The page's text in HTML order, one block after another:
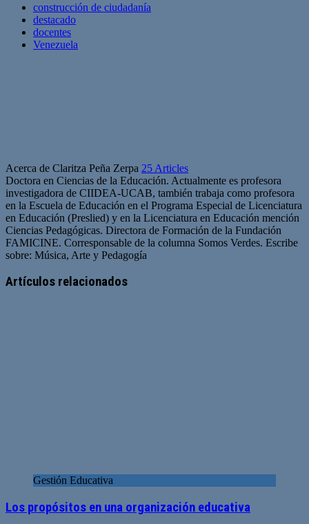
construcción de ciudadanía
destacado
docentes
Venezuela
Acerca de Claritza Peña Zerpa 25 Articles
Doctora en Ciencias de la Educación. Actualmente es profesora
investigadora de CIIDEA-UCAB, también trabaja como profesora
en la Escuela de Educación en el Programa Especial de Licenciatura
en Educación (Preslied) y en la Licenciatura en Educación mención
Ciencias Pedagógicas. Directora de Formación de la Fundación
FAMICINE. Corresponsable de la columna Somos Verdes. Escribe
sobre: Música, Arte y Pedagogía
Artículos relacionados
Gestión Educativa
Los propósitos en una organización educativa